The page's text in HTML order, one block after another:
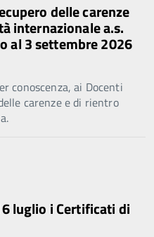
delle carenze
internazionale a.s.
al 3 settembre 2026
conoscenza, ai Docenti
carenze e di rientro
luglio i Certificati di